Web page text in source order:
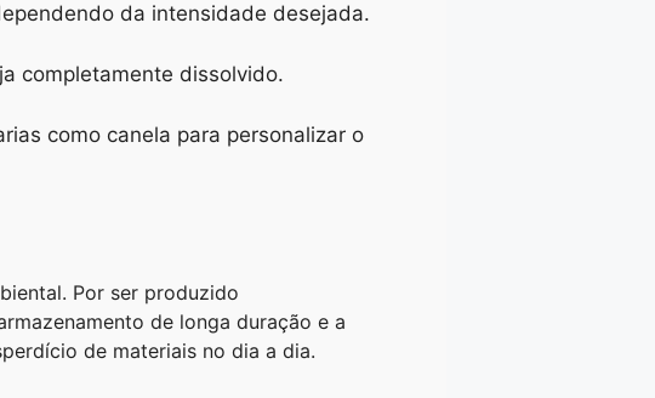
da intensidade desejada.
completamente dissolvido.
como canela para personalizar o
Por ser produzido
de longa duração e a
de materiais no dia a dia.